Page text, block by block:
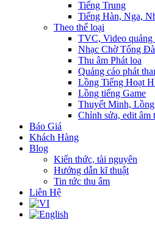
Tiếng Trung
Tiếng Hàn, Nga,
Theo thể loại
TVC, Video quảng
Nhạc Chờ Tổng
Thu âm Phát loa
Quảng cáo phát
Lồng Tiếng Hoạt
Lồng tiếng Game
Thuyết Minh,
Chỉnh sửa, edit âm
Báo Giá
Khách Hàng
Blog
Kiến thức, tài nguyên
Hướng dẫn kĩ thuật
Tin tức thu âm
Liên Hệ